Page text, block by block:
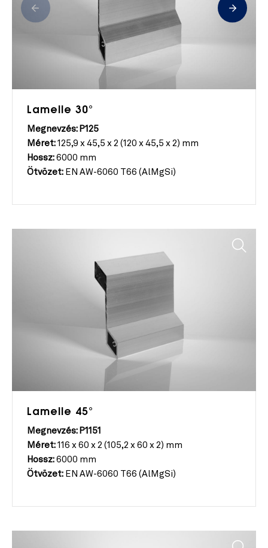
Lamelle 30°
Megnevzés: P125
Méret: 125,9 x 45,5 x 2 (120 x 45,5 x 2) mm
Hossz: 6000 mm
Ötvözet: EN AW-6060 T66 (AlMgSi)
Lamelle 45°
Megnevzés: P1151
Méret: 116 x 60 x 2 (105,2 x 60 x 2) mm
Hossz: 6000 mm
Ötvözet: EN AW-6060 T66 (AlMgSi)